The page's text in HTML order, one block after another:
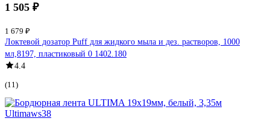
1 505 ₽
1 679 ₽
Локтевой дозатор Puff для жидкого мыла и дез. растворов, 1000
мл,8197, пластиковый 0 1402.180
4.4
(11)